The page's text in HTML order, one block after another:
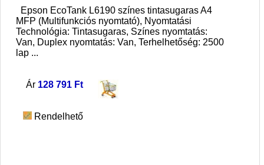
Epson EcoTank L6190 színes tintasugaras A4
MFP (Multifunkciós nyomtató), Nyomtatási
Technológia: Tintasugaras, Színes nyomtatás:
Van, Duplex nyomtatás: Van, Terhelhetőség: 2500
lap ...
Ár 128 791 Ft
Rendelhető